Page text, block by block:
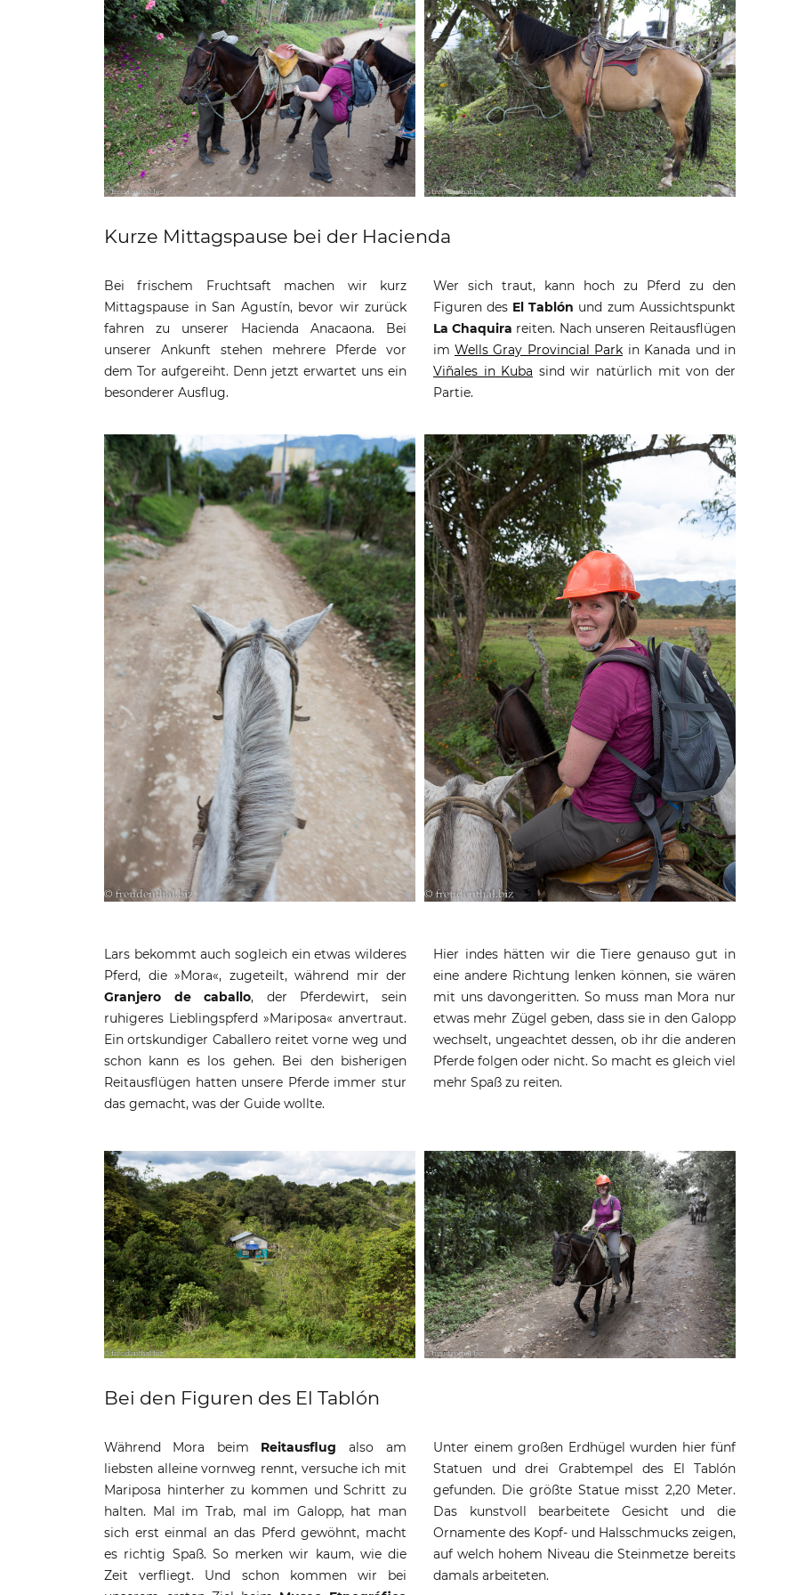
Kurze Mittagspause bei der Hacienda
Bei frischem Fruchtsaft machen wir kurz
Mittagspause in San Agustín, bevor wir zurück
fahren zu unserer Hacienda Anacaona. Bei
unserer Ankunft stehen mehrere Pferde vor
dem Tor aufgereiht. Denn jetzt erwartet uns ein
besonderer Ausflug.
Wer sich traut, kann hoch zu Pferd zu den
Figuren des El Tablón und zum Aussichtspunkt
La Chaquira reiten. Nach unseren Reitausflügen
im Wells Gray Provincial Park in Kanada und in
Viñales in Kuba sind wir natürlich mit von der
Partie.
Lars bekommt auch sogleich ein etwas wilderes
Pferd, die »Mora«, zugeteilt, während mir der
Granjero de caballo, der Pferdewirt, sein
ruhigeres Lieblingspferd »Mariposa« anvertraut.
Ein ortskundiger Caballero reitet vorne weg und
schon kann es los gehen. Bei den bisherigen
Reitausflügen hatten unsere Pferde immer stur
das gemacht, was der Guide wollte.
Hier indes hätten wir die Tiere genauso gut in
eine andere Richtung lenken können, sie wären
mit uns davongeritten. So muss man Mora nur
etwas mehr Zügel geben, dass sie in den Galopp
wechselt, ungeachtet dessen, ob ihr die anderen
Pferde folgen oder nicht. So macht es gleich viel
mehr Spaß zu reiten.
Bei den Figuren des El Tablón
Während Mora beim Reitausflug also am
liebsten alleine vornweg rennt, versuche ich mit
Mariposa hinterher zu kommen und Schritt zu
halten. Mal im Trab, mal im Galopp, hat man
sich erst einmal an das Pferd gewöhnt, macht
es richtig Spaß. So merken wir kaum, wie die
Zeit verfliegt. Und schon kommen wir bei
Unter einem großen Erdhügel wurden hier fünf
Statuen und drei Grabtempel des El Tablón
gefunden. Die größte Statue misst 2,20 Meter.
Das kunstvoll bearbeitete Gesicht und die
Ornamente des Kopf- und Halsschmucks zeigen,
auf welch hohem Niveau die Steinmetze bereits
damals arbeiteten.